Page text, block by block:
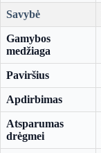
Savybė
Gamybos
medžiaga
Paviršius
Apdirbimas
Atsparumas
drėgmei